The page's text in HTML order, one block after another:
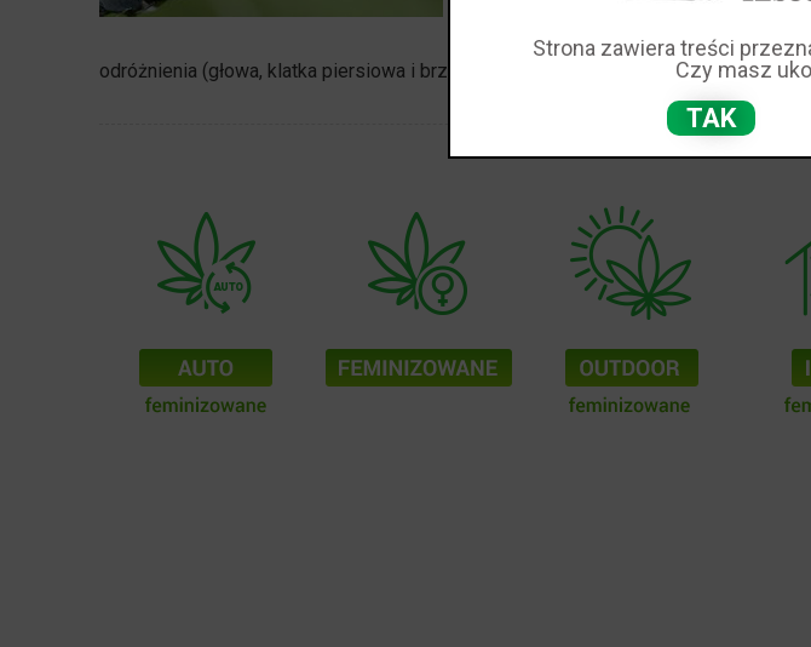
zielonym) o wielkości od 1 do 3 mm.
odróżnienia (głowa, klatka piersiowa i brzuch).
Strona zawiera treści
Czy masz
TAK